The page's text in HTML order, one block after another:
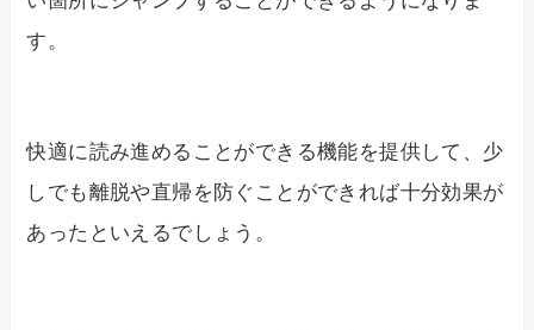
す。
快適に読み進めることができる機能を提供して、少
しでも離脱や直帰を防ぐことができれば十分効果が
あったといえるでしょう。